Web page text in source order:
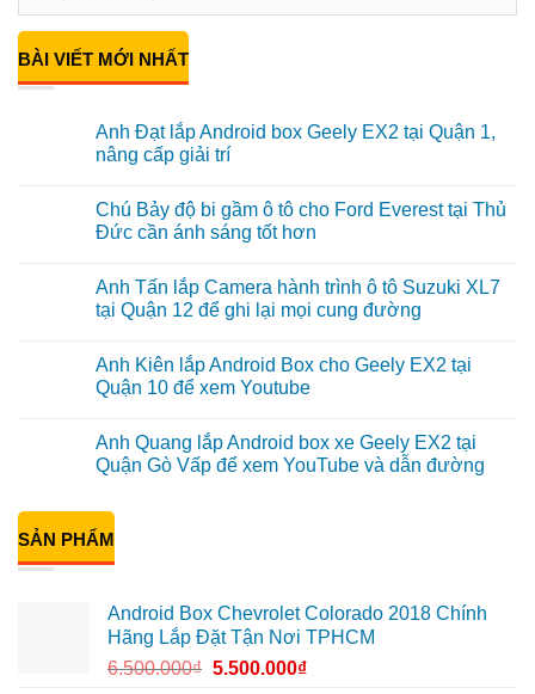
BÀI VIẾT MỚI NHẤT
Anh Đạt lắp Android box Geely EX2 tại Quận 1,
nâng cấp giải trí
bình
luận
ở
lắp
Android
box
tại
Quận
1,
giải
trí
Chú Bảy độ bi gầm ô tô cho Ford Everest tại Thủ
Đức cần ánh sáng tốt hơn
bình
luận
ở
độ
bi
gầm
cho
Ford
Everest
Đức
cần
sáng
Anh Tấn lắp Camera hành trình ô tô Suzuki XL7
tại Quận 12 để ghi lại mọi cung đường
bình
luận
ở
lắp
Camera
hành
Suzuki
tại
ghi
mọi
cung
Anh Kiên lắp Android Box cho Geely EX2 tại
Quận 10 để xem Youtube
bình
luận
ở
Android
cho
Quận
xem
Anh Quang lắp Android box xe Geely EX2 tại
Quận Gò Vấp để xem YouTube và dẫn đường
luận
Anh
Android
box
Geely
EX2
SẢN PHẨM
Android Box Chevrolet Colorado 2018 Chính
Hãng Lắp Đặt Tận Nơi TPHCM
6.500.000₫ 5.500.000₫